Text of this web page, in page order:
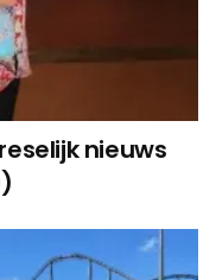
nieuws